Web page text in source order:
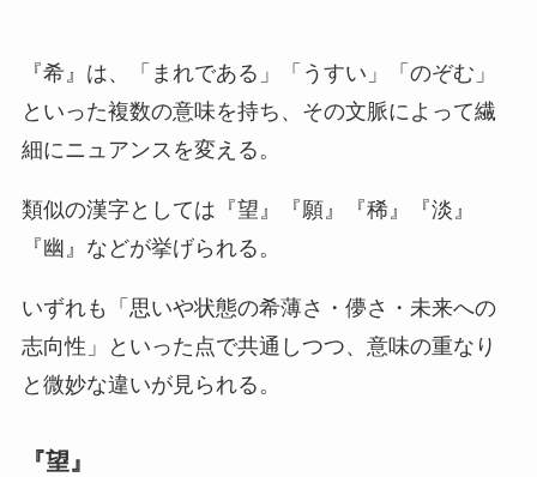
『希』は、「まれである」「うすい」「のぞむ」
といった複数の意味を持ち、その文脈によって繊
細にニュアンスを変える。
類似の漢字としては『望』『願』『稀』『淡』
『幽』などが挙げられる。
いずれも「思いや状態の希薄さ・儚さ・未来への
志向性」といった点で共通しつつ、意味の重なり
と微妙な違いが見られる。
『望』